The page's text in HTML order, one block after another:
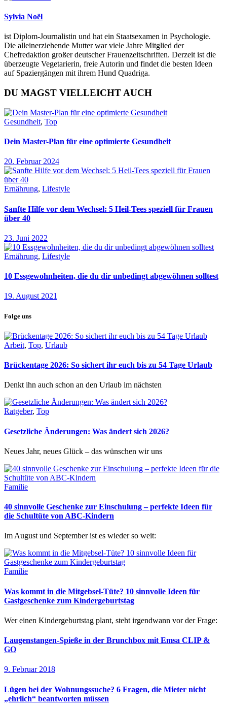
Sylvia Noël
ist Diplom-Journalistin und hat ein Staatsexamen in Psychologie.
Die alleinerziehende Mutter war viele Jahre Mitglied der
Chefredaktion großer deutscher Frauenzeitschriften. Derzeit ist die
überzeugte Vegetarierin, freie Autorin und findet die besten Ideen
auf Spaziergängen mit ihrem Hund Quadriga.
DU MAGST VIELLEICHT AUCH
Gesundheit, Top
Dein Master-Plan für eine optimierte Gesundheit
20. Februar 2024
Ernährung, Lifestyle
Sanfte Hilfe vor dem Wechsel: 5 Heil-Tees speziell für Frauen
über 40
23. Juni 2022
Ernährung, Lifestyle
10 Essgewohnheiten, die du dir unbedingt abgewöhnen solltest
19. August 2021
Folge uns
Arbeit, Top, Urlaub
Brückentage 2026: So sichert ihr euch bis zu 54 Tage Urlaub
Denkt ihn auch schon an den Urlaub im nächsten
Ratgeber, Top
Gesetzliche Änderungen: Was ändert sich 2026?
Neues Jahr, neues Glück – das wünschen wir uns
Familie
40 sinnvolle Geschenke zur Einschulung – perfekte Ideen für
die Schultüte von ABC-Kindern
Im August und September ist es wieder so weit:
Familie
Was kommt in die Mitgebsel-Tüte? 10 sinnvolle Ideen für
Gastgeschenke zum Kindergeburtstag
Wer einen Kindergeburtstag plant, steht irgendwann vor der Frage:
Laugenstangen-Spieße in der Brunchbox mit Emsa CLIP &
GO
9. Februar 2018
Lügen bei der Wohnungssuche? 6 Fragen, die Mieter nicht
„ehrlich“ beantworten müssen